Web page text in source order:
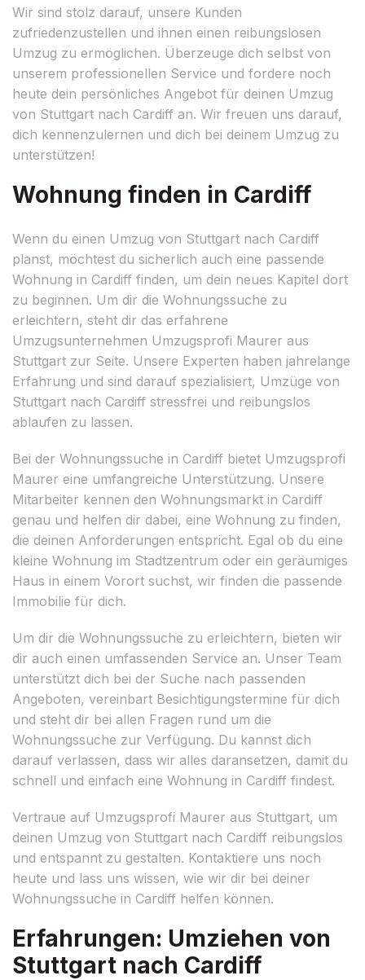
Wir sind stolz darauf, unsere Kunden
zufriedenzustellen und ihnen einen reibungslosen
Umzug zu ermöglichen. Überzeuge dich selbst von
unserem professionellen Service und fordere noch
heute dein persönliches Angebot für deinen Umzug
von Stuttgart nach Cardiff an. Wir freuen uns darauf,
dich kennenzulernen und dich bei deinem Umzug zu
unterstützen!
Wohnung finden in Cardiff
Wenn du einen Umzug von Stuttgart nach Cardiff
planst, möchtest du sicherlich auch eine passende
Wohnung in Cardiff finden, um dein neues Kapitel dort
zu beginnen. Um dir die Wohnungssuche zu
erleichtern, steht dir das erfahrene
Umzugsunternehmen Umzugsprofi Maurer aus
Stuttgart zur Seite. Unsere Experten haben jahrelange
Erfahrung und sind darauf spezialisiert, Umzüge von
Stuttgart nach Cardiff stressfrei und reibungslos
ablaufen zu lassen.
Bei der Wohnungssuche in Cardiff bietet Umzugsprofi
Maurer eine umfangreiche Unterstützung. Unsere
Mitarbeiter kennen den Wohnungsmarkt in Cardiff
genau und helfen dir dabei, eine Wohnung zu finden,
die deinen Anforderungen entspricht. Egal ob du eine
kleine Wohnung im Stadtzentrum oder ein geräumiges
Haus in einem Vorort suchst, wir finden die passende
Immobilie für dich.
Um dir die Wohnungssuche zu erleichtern, bieten wir
dir auch einen umfassenden Service an. Unser Team
unterstützt dich bei der Suche nach passenden
Angeboten, vereinbart Besichtigungstermine für dich
und steht dir bei allen Fragen rund um die
Wohnungssuche zur Verfügung. Du kannst dich
darauf verlassen, dass wir alles daransetzen, damit du
schnell und einfach eine Wohnung in Cardiff findest.
Vertraue auf Umzugsprofi Maurer aus Stuttgart, um
deinen Umzug von Stuttgart nach Cardiff reibungslos
und entspannt zu gestalten. Kontaktiere uns noch
heute und lass uns wissen, wie wir dir bei deiner
Wohnungssuche in Cardiff helfen können.
Erfahrungen: Umziehen von
Stuttgart nach Cardiff